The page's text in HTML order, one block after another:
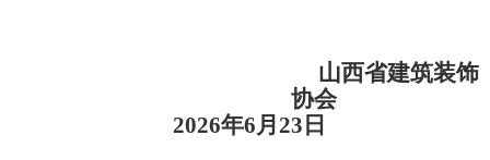
山西省建筑装饰
协会
2026年6月23日